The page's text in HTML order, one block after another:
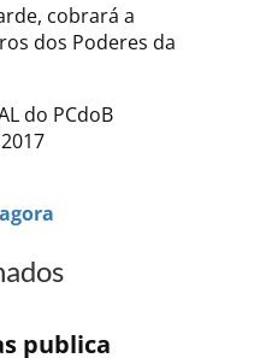
cobrará a
dos Poderes da
do PCdoB
publica